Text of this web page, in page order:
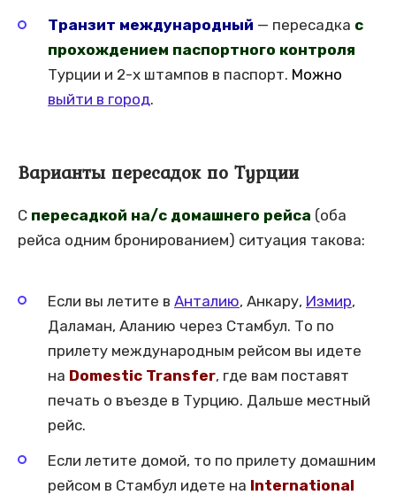
Транзит международный — пересадка с
прохождением паспортного контроля
Турции и 2-х штампов в паспорт. Можно
выйти в город.
Варианты пересадок по Турции
С пересадкой на/с домашнего рейса (оба
рейса одним бронированием) ситуация такова:
Если вы летите в Анталию, Анкару, Измир,
Даламан, Аланию через Стамбул. То по
прилету международным рейсом вы идете
на Domestic Transfer, где вам поставят
печать о въезде в Турцию. Дальше местный
рейс.
Если летите домой, то по прилету домашним
рейсом в Стамбул идете на International